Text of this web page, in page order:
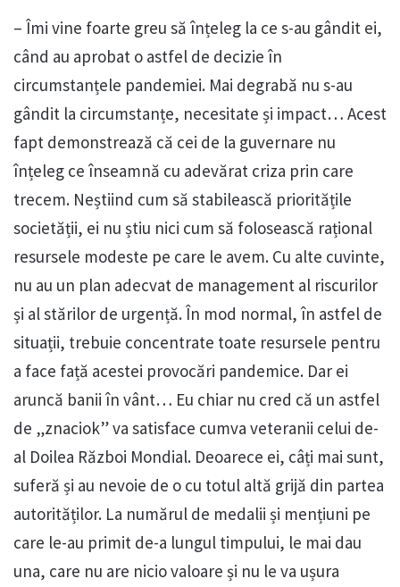
– Îmi vine foarte greu să înțeleg la ce s-au gândit ei,
când au aprobat o astfel de decizie în
circumstanțele pandemiei. Mai degrabă nu s-au
gândit la circumstanțe, necesitate și impact… Acest
fapt demonstrează că cei de la guvernare nu
înțeleg ce înseamnă cu adevărat criza prin care
trecem. Neștiind cum să stabilească prioritățile
societății, ei nu știu nici cum să folosească rațional
resursele modeste pe care le avem. Cu alte cuvinte,
nu au un plan adecvat de management al riscurilor
și al stărilor de urgență. În mod normal, în astfel de
situații, trebuie concentrate toate resursele pentru
a face față acestei provocări pandemice. Dar ei
aruncă banii în vânt… Eu chiar nu cred că un astfel
de „znaciok” va satisface cumva veteranii celui de-
al Doilea Război Mondial. Deoarece ei, câți mai sunt,
suferă și au nevoie de o cu totul altă grijă din partea
autorităților. La numărul de medalii și mențiuni pe
care le-au primit de-a lungul timpului, le mai dau
una, care nu are nicio valoare și nu le va ușura